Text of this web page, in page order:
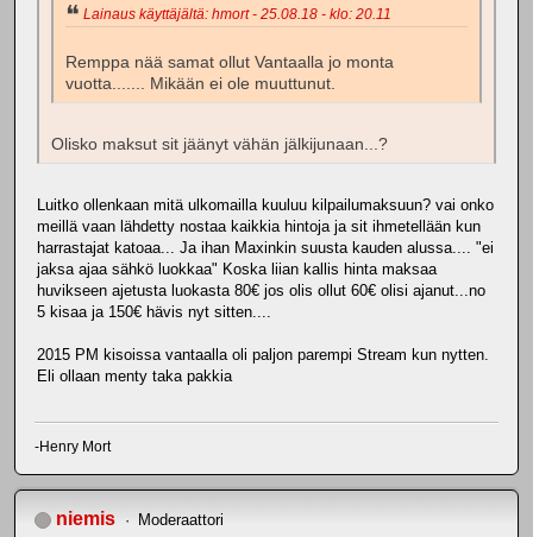
Lainaus käyttäjältä: hmort - 25.08.18 - klo: 20.11
Remppa nää samat ollut Vantaalla jo monta
vuotta....... Mikään ei ole muuttunut.
Olisko maksut sit jäänyt vähän jälkijunaan...?
Luitko ollenkaan mitä ulkomailla kuuluu kilpailumaksuun? vai onko
meillä vaan lähdetty nostaa kaikkia hintoja ja sit ihmetellään kun
harrastajat katoaa... Ja ihan Maxinkin suusta kauden alussa.... "ei
jaksa ajaa sähkö luokkaa" Koska liian kallis hinta maksaa
huvikseen ajetusta luokasta 80€ jos olis ollut 60€ olisi ajanut...no
5 kisaa ja 150€ hävis nyt sitten....
2015 PM kisoissa vantaalla oli paljon parempi Stream kun nytten.
Eli ollaan menty taka pakkia
-Henry Mort
niemis Moderaattori